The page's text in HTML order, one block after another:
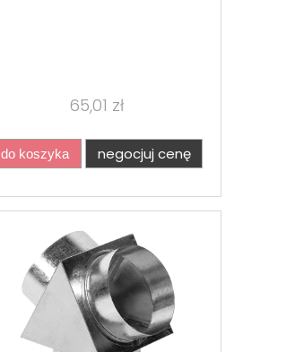
65,01 zł
do koszyka negocjuj cenę